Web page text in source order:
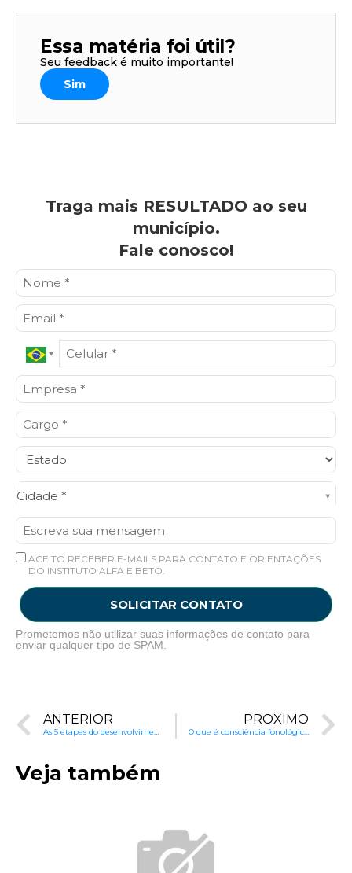
Essa matéria foi útil?
Seu feedback é muito importante!
Sim
Traga mais RESULTADO ao seu
município.
Fale conosco!
Cidade *
Cidade*
ACEITO RECEBER E-MAILS PARA CONTATO E ORIENTAÇÕES
DO INSTITUTO ALFA E BETO.
SOLICITAR CONTATO
Prometemos não utilizar suas informações de contato para
enviar qualquer tipo de SPAM.
ANTERIOR PRÓXIMO
Veja também